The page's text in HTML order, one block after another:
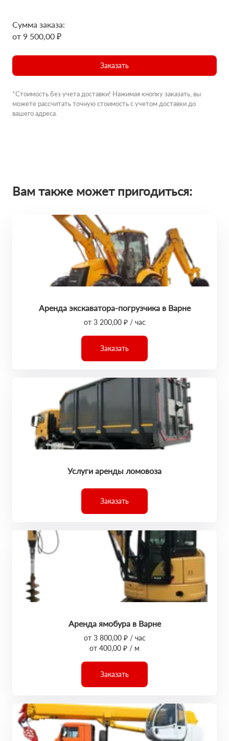
Сумма заказа:
от 9 500,00 ₽
Заказать
*Стоимость без учета доставки! Нажимая кнопку заказать, вы
можете рассчитать точную стоимость с учетом доставки до
вашего адреса.
Вам также может пригодиться:
Аренда экскаватора-погрузчика в Варне
от 3 200,00 ₽ / час
Заказать
Услуги аренды ломовоза
Заказать
Аренда ямобура в Варне
от 3 800,00 ₽ / час
от 400,00 ₽ / м
Заказать